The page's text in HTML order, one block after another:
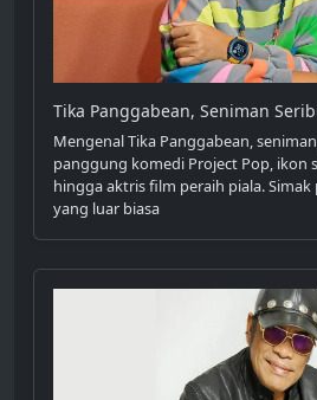
Tika Panggabean, Seniman
Mengenal Tika Panggabean,
panggung komedi Project Pop, ikon
hingga aktris film peraih piala.
yang luar biasa